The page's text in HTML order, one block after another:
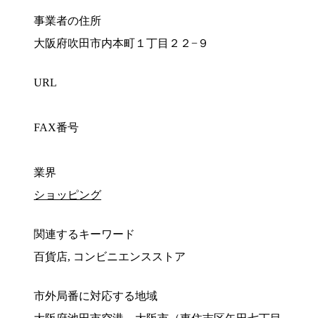
事業者の住所
大阪府吹田市内本町１丁目２２−９
URL
FAX番号
業界
ショッピング
関連するキーワード
百貨店, コンビニエンスストア
市外局番に対応する地域